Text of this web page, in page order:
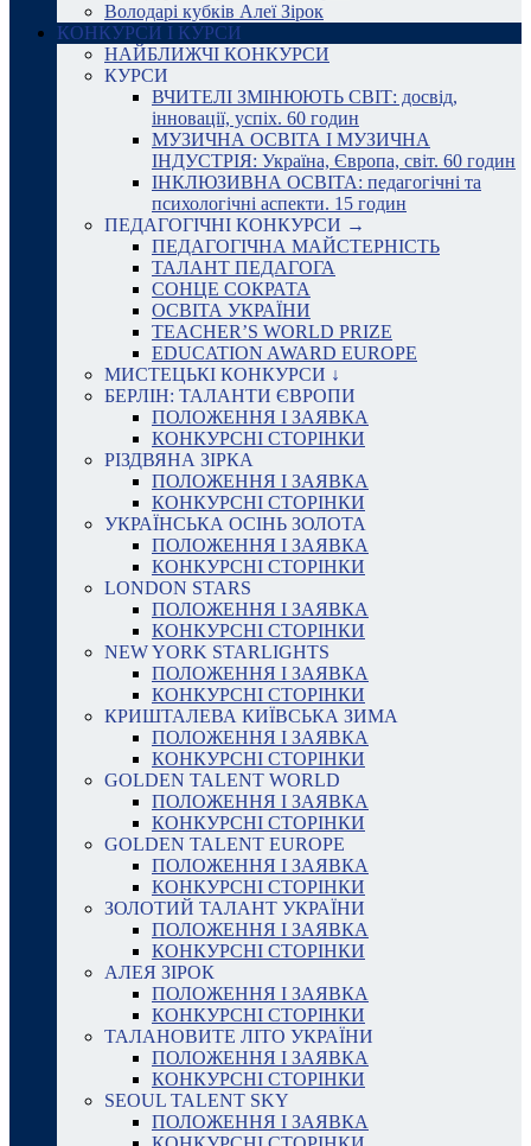
Володарі кубків Алеї Зірок
КОНКУРСИ І КУРСИ
НАЙБЛИЖЧІ КОНКУРСИ
КУРСИ
ВЧИТЕЛІ ЗМІНЮЮТЬ СВІТ: досвід,
інновації, успіх. 60 годин
МУЗИЧНА ОСВІТА І МУЗИЧНА
ІНДУСТРІЯ: Україна, Європа, світ. 60 годин
ІНКЛЮЗИВНА ОСВІТА: педагогічні та
психологічні аспекти. 15 годин
ПЕДАГОГІЧНІ КОНКУРСИ →
ПЕДАГОГІЧНА МАЙСТЕРНІСТЬ
ТАЛАНТ ПЕДАГОГА
СОНЦЕ СОКРАТА
ОСВІТА УКРАЇНИ
TEACHER’S WORLD PRIZE
EDUCATION AWARD EUROPE
МИСТЕЦЬКІ КОНКУРСИ ↓
БЕРЛІН: ТАЛАНТИ ЄВРОПИ
ПОЛОЖЕННЯ І ЗАЯВКА
КОНКУРСНІ СТОРІНКИ
РІЗДВЯНА ЗІРКА
ПОЛОЖЕННЯ І ЗАЯВКА
КОНКУРСНІ СТОРІНКИ
УКРАЇНСЬКА ОСІНЬ ЗОЛОТА
ПОЛОЖЕННЯ І ЗАЯВКА
КОНКУРСНІ СТОРІНКИ
LONDON STARS
ПОЛОЖЕННЯ І ЗАЯВКА
КОНКУРСНІ СТОРІНКИ
NEW YORK STARLIGHTS
ПОЛОЖЕННЯ І ЗАЯВКА
КОНКУРСНІ СТОРІНКИ
КРИШТАЛЕВА КИЇВСЬКА ЗИМА
ПОЛОЖЕННЯ І ЗАЯВКА
КОНКУРСНІ СТОРІНКИ
GOLDEN TALENT WORLD
ПОЛОЖЕННЯ І ЗАЯВКА
КОНКУРСНІ СТОРІНКИ
GOLDEN TALENT EUROPE
ПОЛОЖЕННЯ І ЗАЯВКА
КОНКУРСНІ СТОРІНКИ
ЗОЛОТИЙ ТАЛАНТ УКРАЇНИ
ПОЛОЖЕННЯ І ЗАЯВКА
КОНКУРСНІ СТОРІНКИ
АЛЕЯ ЗІРОК
ПОЛОЖЕННЯ І ЗАЯВКА
КОНКУРСНІ СТОРІНКИ
ТАЛАНОВИТЕ ЛІТО УКРАЇНИ
ПОЛОЖЕННЯ І ЗАЯВКА
КОНКУРСНІ СТОРІНКИ
SEOUL TALENT SKY
ПОЛОЖЕННЯ І ЗАЯВКА